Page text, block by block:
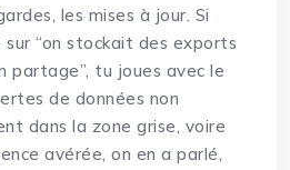
les mises à jour. Si
“on stockait des exports
partage”, tu joues avec le
de données non
dans la zone grise, voire
avérée, on en a parlé,